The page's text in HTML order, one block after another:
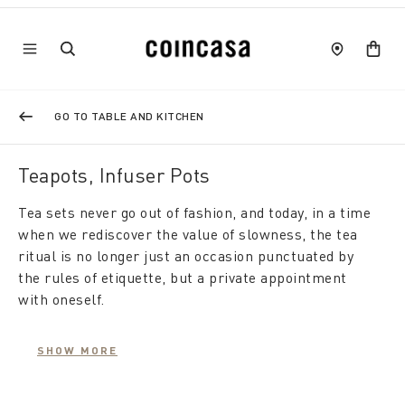
GO TO TABLE AND KITCHEN
Teapots, Infuser Pots
Tea sets never go out of fashion, and today, in a time
when we rediscover the value of slowness, the tea
ritual is no longer just an occasion punctuated by
the rules of etiquette, but a private appointment
with oneself.
From a simple container for preparing infusions and
SHOW MORE